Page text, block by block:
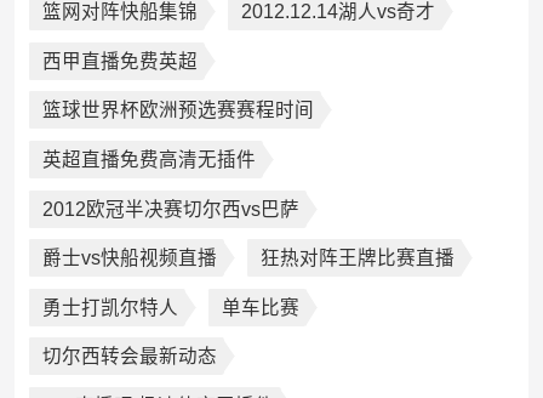
篮网对阵快船集锦 2012.12.14湖人vs奇才
西甲直播免费英超
篮球世界杯欧洲预选赛赛程时间
英超直播免费高清无插件
2012欧冠半决赛切尔西vs巴萨
爵士vs快船视频直播 狂热对阵王牌比赛直播
勇士打凯尔特人 单车比赛
切尔西转会最新动态